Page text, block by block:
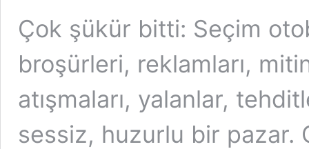
Çok şükür bitti: Seçim
broşürleri, reklamları,
atışmaları, yalanlar,
sessiz, huzurlu bir pazar.